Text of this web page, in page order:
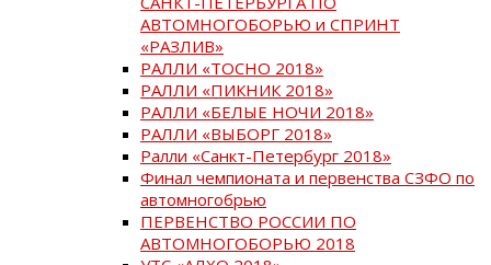
АВТОМНОГОБОРЬЮ и СПРИНТ
«РАЗЛИВ»
РАЛЛИ «ТОСНО 2018»
РАЛЛИ «ПИКНИК 2018»
РАЛЛИ «БЕЛЫЕ НОЧИ 2018»
РАЛЛИ «ВЫБОРГ 2018»
Ралли «Санкт-Петербург 2018»
Финал чемпионата и первенства СЗФО по
автомногобрью
ПЕРВЕНСТВО РОССИИ ПО
АВТОМНОГОБОРЬЮ 2018